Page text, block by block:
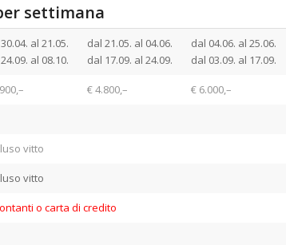
settimana
al 21.05.
al 08.10.
dal 21.05. al 04.06.
dal 17.09. al 24.09.
dal 04.06. al 25.06.
dal 03.09. al 17.09.
€ 4.800,– € 6.000,–
vitto
vitto
o carta di credito